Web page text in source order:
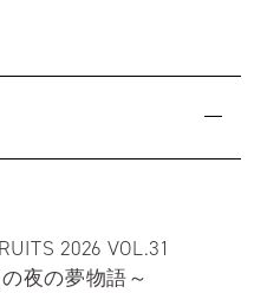
2026 VOL.31
夜の夢物語～